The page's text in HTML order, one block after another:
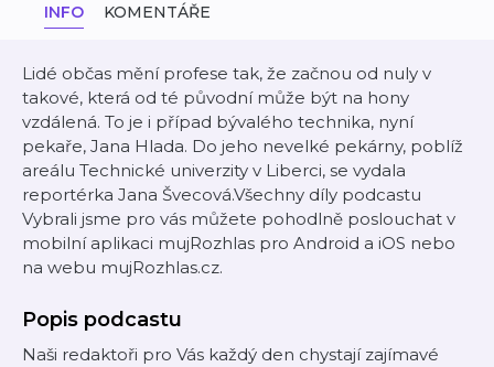
INFO KOMENTÁŘE
Lidé občas mění profese tak, že začnou od nuly v
takové, která od té původní může být na hony
vzdálená. To je i případ bývalého technika, nyní
pekaře, Jana Hlada. Do jeho nevelké pekárny, poblíž
areálu Technické univerzity v Liberci, se vydala
reportérka Jana Švecová.Všechny díly podcastu
Vybrali jsme pro vás můžete pohodlně poslouchat v
mobilní aplikaci mujRozhlas pro Android a iOS nebo
na webu mujRozhlas.cz.
Popis podcastu
Naši redaktoři pro Vás každý den chystají zajímavé